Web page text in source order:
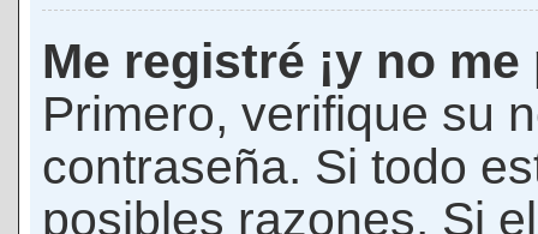
Me registré ¡y no
Primero, verifique su
contraseña. Si todo
posibles razones. Si